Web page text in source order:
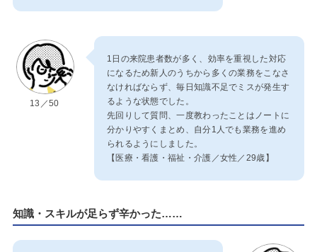
13／50
1日の来院患者数が多く、効率を重視した対応
になるため新人のうちから多くの業務をこなさ
なければならず、毎日知識不足でミスが発生す
るような状態でした。
先回りして質問、一度教わったことはノートに
分かりやすくまとめ、自分1人でも業務を進め
られるようにしました。
【医療・看護・福祉・介護／女性／29歳】
知識・スキルが足らず辛かった……